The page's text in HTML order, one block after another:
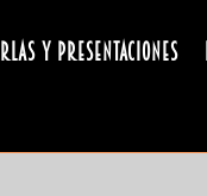
y Presentaciones